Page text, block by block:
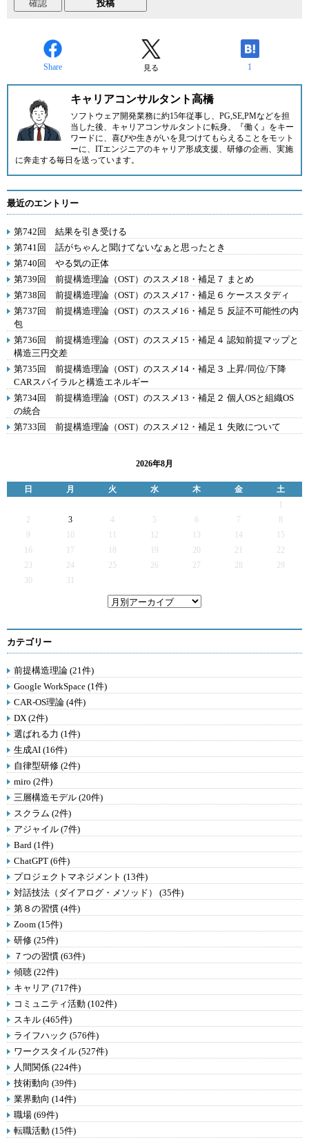
Share 見る 1
キャリアコンサルタント高橋
ソフトウェア開発業務に約15年従事し、PG,SE,PMなどを担
当した後、キャリアコンサルタントに転身。『働く』をキー
ワードに、喜びや生きがいを見つけてもらえることをモット
ーに、ITエンジニアのキャリア形成支援、研修の企画、実施
に奔走する毎日を送っています。
最近のエントリー
第742回 結果を引き受ける
第741回 話がちゃんと聞けてないなぁと思ったとき
第740回 やる気の正体
第739回 前提構造理論（OST）のススメ18・補足７ まとめ
第738回 前提構造理論（OST）のススメ17・補足６ ケーススタディ
第737回 前提構造理論（OST）のススメ16・補足５ 反証不可能性の内
包
第736回 前提構造理論（OST）のススメ15・補足４ 認知前提マップと
構造三円交差
第735回 前提構造理論（OST）のススメ14・補足３ 上昇/同位/下降
CARスパイラルと構造エネルギー
第734回 前提構造理論（OST）のススメ13・補足２ 個人OSと組織OS
の統合
第733回 前提構造理論（OST）のススメ12・補足１ 失敗について
2026年8月
日 月 火 水 木 金
土
2
3 4 5 6 7
9
12 13 14
15
16
17 19 20 21
22
23
24 25 26 27 28
29
30
31
カテゴリー
前提構造理論 (21件)
Google WorkSpace (1件)
CAR-OS理論 (4件)
DX (2件)
選ばれる力 (1件)
生成AI (16件)
自律型研修 (2件)
miro (2件)
三層構造モデル (20件)
スクラム (2件)
アジャイル (7件)
Bard (1件)
ChatGPT (6件)
プロジェクトマネジメント (13件)
対話技法（ダイアログ・メソッド） (35件)
第８の習慣 (4件)
Zoom (15件)
研修 (25件)
７つの習慣 (63件)
傾聴 (22件)
キャリア (717件)
コミュニティ活動 (102件)
スキル (465件)
ライフハック (576件)
ワークスタイル (527件)
人間関係 (224件)
技術動向 (39件)
業界動向 (14件)
職場 (69件)
転職活動 (15件)